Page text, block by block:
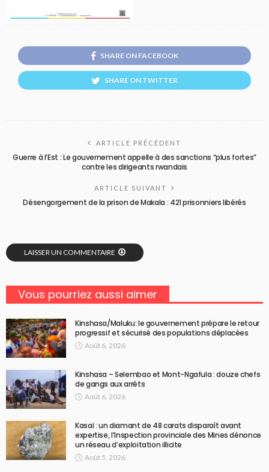
SHARE ON FACEBOOK
SHARE ON TWITTER
ARTICLE PRÉCÉDENT
Guerre à l’Est : Le gouvernement appelle à des sanctions “plus fortes”
contre les dirigeants rwandais
ARTICLE SUIVANT
Désengorgement de la prison de Makala : 421 prisonniers libérés
LAISSER UN COMMENTAIRE
Vous pourriez aussi aimer
Kinshasa/Maluku: le gouvernement prépare le retour
progressif et sécurisé des populations déplacées
Août 6, 2026
Kinshasa – Selembao et Mont-Ngafula : douze chefs
de gangs aux arrêts
Août 6, 2026
Kasaï : un diamant de 48 carats disparaît avant
expertise, l’Inspection provinciale des Mines dénonce
un réseau d’exploitation illicite
Août 5, 2026